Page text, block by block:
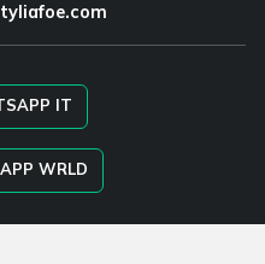
IT
WRLD